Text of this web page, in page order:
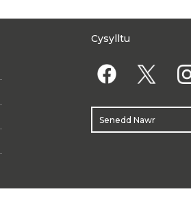
Cysylltu
Senedd Nawr